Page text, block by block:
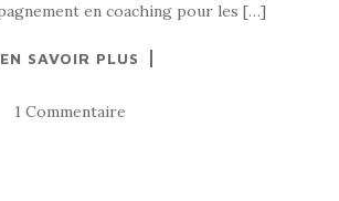
en coaching pour les […]
EN SAVOIR PLUS
1 Commentaire